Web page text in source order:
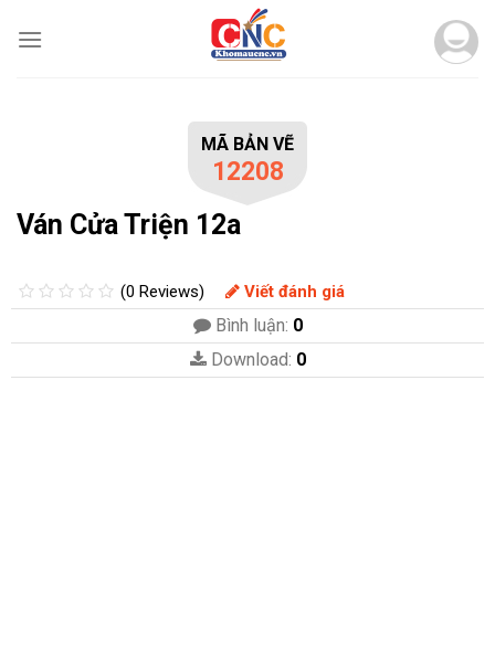
MÃ BẢN VẼ
12208
Ván Cửa Triện 12a
(0 Reviews) Viết đánh giá
Bình luận: 0
Download: 0